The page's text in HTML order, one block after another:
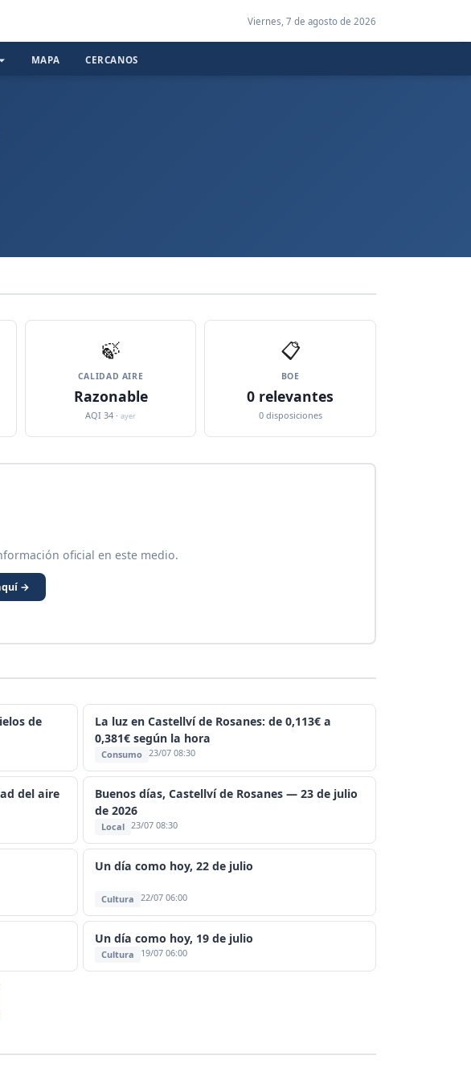
Viernes, 7 de agosto de 2026
MAPA CERCANOS
🍃
CALIDAD AIRE
Razonable
AQI 34 ·ayer
📋
BOE
0 relevantes
0 disposiciones
oficial en este medio.
→
de
La luz en Castellví de Rosanes: de 0,113€ a
0,381€ según la hora
Consumo 23/07 08:30
del aire
Buenos días, Castellví de Rosanes — 23 de julio
de 2026
Local 23/07 08:30
Un día como hoy, 22 de julio
Cultura 22/07 06:00
Un día como hoy, 19 de julio
Cultura 19/07 06:00